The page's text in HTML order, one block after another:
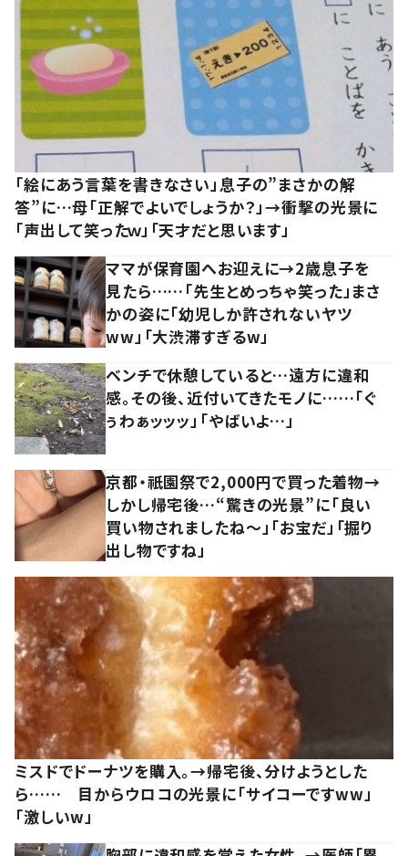
「絵にあう言葉を書きなさい」息子の”まさかの解
答”に…母「正解でよいでしょうか？」→衝撃の光景に
「声出して笑ったｗ」「天才だと思います」
ママが保育園へお迎えに→2歳息子を
見たら……「先生とめっちゃ笑った」まさ
かの姿に「幼児しか許されないヤツ
ww」「大渋滞すぎるw」
ベンチで休憩していると…遠方に違和
感。その後、近付いてきたモノに……「ぐ
ぅわぁッッッ」「やばいよ…」
京都・祇園祭で2,000円で買った着物→
しかし帰宅後…“驚きの光景”に「良い
買い物されましたね～」「お宝だ」「掘り
出し物ですね」
ミスドでドーナツを購入。→帰宅後、分けようとした
ら…… 目からウロコの光景に「サイコーですww」
「激しいw」